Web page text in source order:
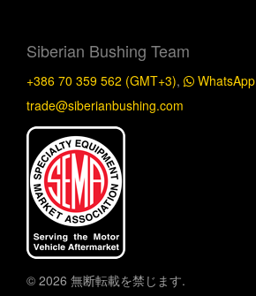
Siberian Bushing Team
+386 70 359 562 (GMT+3),
WhatsApp
trade@siberianbushing.com
© 2026 無断転載を禁じます.